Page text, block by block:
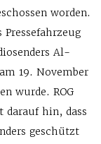
worden.
Al-
19. November
wurde. ROG
darauf hin, dass
geschützt